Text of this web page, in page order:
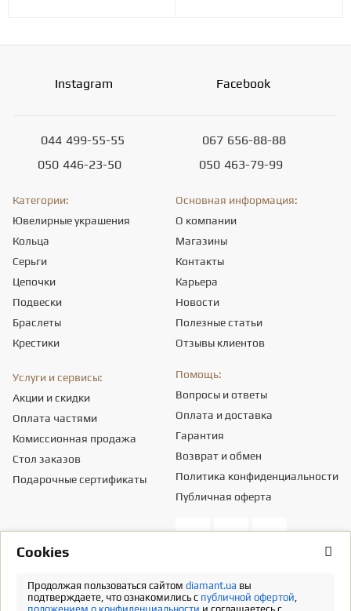
Instagram Facebook
044 499-55-55
050 446-23-50
067 656-88-88
050 463-79-99
Категории:
Ювелирные украшения
Кольца
Серьги
Цепочки
Подвески
Браслеты
Крестики
Основная информация:
О компании
Магазины
Контакты
Карьера
Новости
Полезные статьи
Отзывы клиентов
Услуги и сервисы:
Акции и скидки
Оплата частями
Комиссионная продажа
Стол заказов
Подарочные сертификаты
Помощь:
Вопросы и ответы
Оплата и доставка
Гарантия
Возврат и обмен
Политика конфиденциальности
Публичная оферта
Местонахождение - 03151, г. Киев, ул. Смелянская, 8,
идентификационный код согласно ЕГР - 43665334.
Сookies
Продолжая пользоваться сайтом diamant.ua вы
подтверждаете, что ознакомились с публичной офертой,